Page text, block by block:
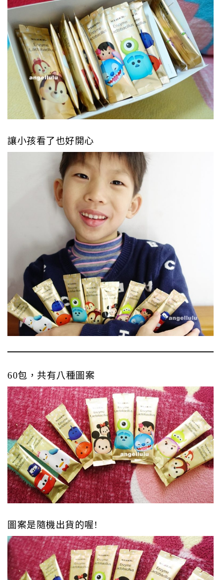
讓小孩看了也好開心
60包，共有八種圖案
圖案是隨機出貨的喔!